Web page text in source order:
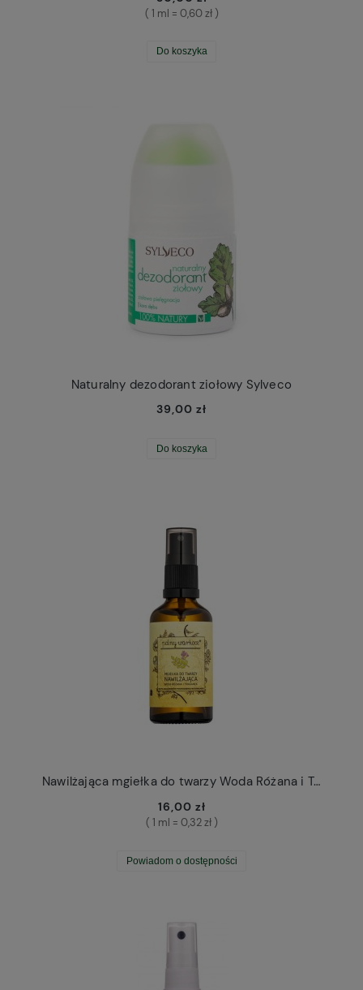
( 1 ml = 0,60 zł )
Do koszyka
Naturalny dezodorant ziołowy Sylveco
39,00 zł
Do koszyka
Nawilżająca mgiełka do twarzy Woda Różana i Traganek Polny Warkocz
16,00 zł
( 1 ml = 0,32 zł )
Powiadom o dostępności